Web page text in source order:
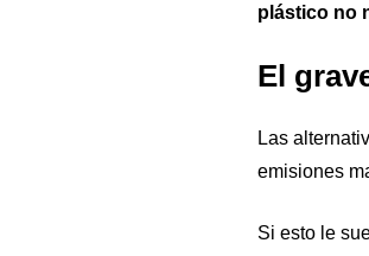
plástico no
El
Las
emisiones
Si esto le